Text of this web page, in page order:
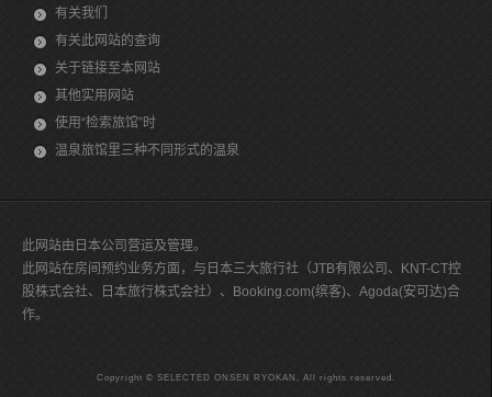
有关我们
有关此网站的查询
关于链接至本网站
其他实用网站
使用“检索旅馆”时
温泉旅馆里三种不同形式的温泉
此网站由日本公司营运及管理。
此网站在房间预约业务方面，与日本三大旅行社（JTB有限公司、KNT-CT控
股株式会社、日本旅行株式会社）、Booking.com(缤客)、Agoda(安可达)合
作。
Copyright © SELECTED ONSEN RYOKAN, All rights reserved.